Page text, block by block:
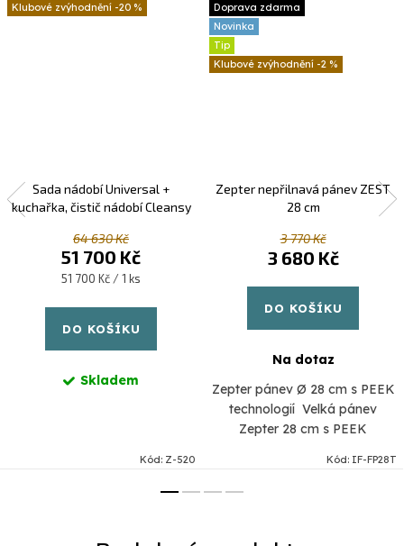
-20 %
Sada nádobí Universal +
kuchařka, čistič nádobí Cleansy
64 630 Kč
51 700 Kč
Měrná
51 700 Kč / 1 ks
DO KOŠÍKU
Skladem
Kód: Z-520
Doprava zdarma
Novinka
Tip
-2 %
Zepter nepřilnavá pánev ZEST
28 cm
3 770 Kč
3 680 Kč
DO KOŠÍKU
Na dotaz
Zepter pánev Ø 28 cm s PEEK
technologií Velká pánev
Zepter 28 cm s PEEK
dnem – pro rodinné vaření bez
kompromisů S touto velkou
Kód: IF-FP28T